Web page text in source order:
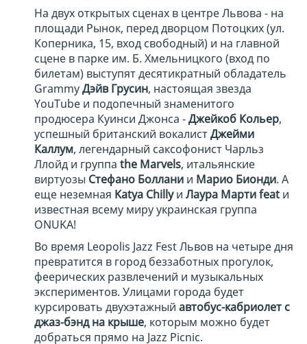
На двух открытых сценах в центре Львова - на
площади Рынок, перед дворцом Потоцких (ул.
Коперника, 15, вход свободный) и на главной
сцене в парке им. Б. Хмельницкого (вход по
билетам) выступят десятикратный обладатель
GrammyДэйв Грусин, настоящая звезда
YouTube и подопечный знаменитого
продюсера Куинси Джонса -Джейкоб Кольер,
успешный британский вокалистДжейми
Каллум, легендарный саксофонист Чарльз
Ллойд и группа the Marvels, итальянские
виртуозы Стефано Боллани и Марио Бионди. А
еще неземная Katya Chillyи Лаура Марти feat и
известная всему миру украинская группа
ONUKA!
Во время Leopolis Jazz Fest Львов на четыре дня
превратится в город беззаботных прогулок,
феерических развлечений и музыкальных
экспериментов. Улицами города будет
курсировать двухэтажный автобус-кабриолет с
джаз-бэнд на крыше, которым можно будет
добраться прямо на Jazz Picnic.